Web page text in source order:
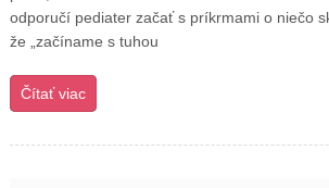
odporučí pediater začať s príkrmami o niečo
že „začíname s tuhou
Čítať viac